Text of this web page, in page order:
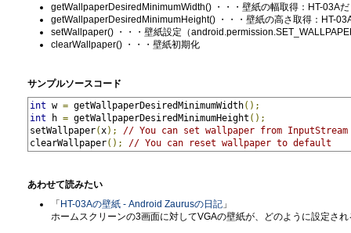
getWallpaperDesiredMinimumWidth() ・・・壁紙の幅取得：HT-03A
getWallpaperDesiredMinimumHeight() ・・・壁紙の高さ取得：HT-
setWallpaper() ・・・壁紙設定（
clearWallpaper() ・・・壁紙初期化
サンプルソースコード
int w = getWallpaperDesiredMinimumWidth();
int h = getWallpaperDesiredMinimumHeight ();
setWallpaper( x);
// You can set wallpaper from InputStream
clearWallpaper(); // You can reset wallpaper to default
あわせて読みたい
「HT-03Aの壁紙 - Android Zaurusの日記 」
ホームスクリーンの3画面に対してVGAの壁紙が、どのように設定さ